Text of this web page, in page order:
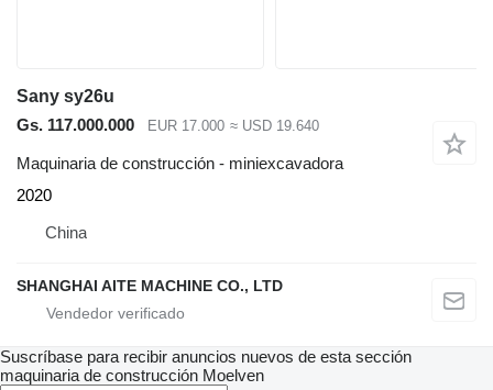
Sany sy26u
Gs. 117.000.000
EUR 17.000 ≈ USD 19.640
Maquinaria de construcción - miniexcavadora
2020
China
SHANGHAI AITE MACHINE CO., LTD
Suscríbase para recibir anuncios nuevos de esta sección
maquinaria de construcción Moelven